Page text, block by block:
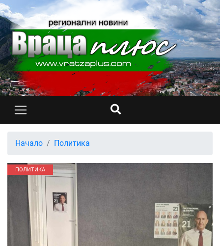
Начало Политика
ПОЛИТИКА